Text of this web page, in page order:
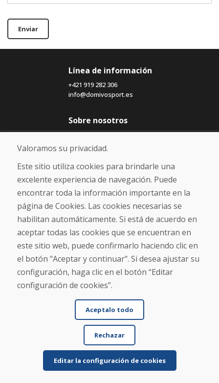
Enviar
Línea de información
+421 919 282 306
info@domivosport.es
Sobre nosotros
Blog
Sobre nosotros
Comercio
Contacto
Compra
Tienda electrónica
Envío y pago
NORMAS DE RECLAMACIÓN
Devolución y cambio de mercancías
Política de privacidad
Cookies
© DOMIVOSPORT 2026, reservados todos los derechos
Valoramos su privacidad.
Este sitio utiliza cookies para brindarle una
excelente experiencia de navegación. Puede
encontrar toda la información importante en la
página de Cookies. Las cookies necesarias se
habilitan automáticamente. Si está de acuerdo en
aceptar todas las cookies que se encuentran en
este sitio web, puede confirmarlo haciendo clic en
el botón "Aceptar y continuar". Si desea ajustar su
configuración, haga clic en el botón “Editar
configuración de cookies”.
Aceptalo todo
Rechazar
Editar la configuración de cookies